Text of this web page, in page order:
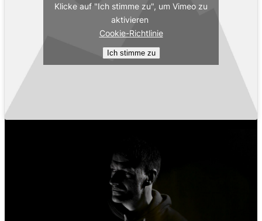
Klicke auf "Ich stimme zu", um Vimeo zu
aktivieren
Cookie-Richtlinie
Ich stimme zu